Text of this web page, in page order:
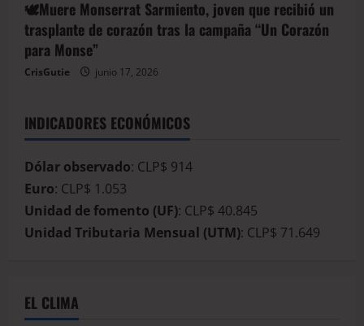
🕊️Muere Monserrat Sarmiento, joven que recibió un
trasplante de corazón tras la campaña “Un Corazón
para Monse”
CrisGutie junio 17, 2026
INDICADORES ECONÓMICOS
Dólar observado: CLP$ 914
Euro: CLP$ 1.053
Unidad de fomento (UF): CLP$ 40.845
Unidad Tributaria Mensual (UTM): CLP$ 71.649
EL CLIMA